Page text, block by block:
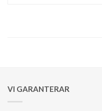
VI GARANTERAR